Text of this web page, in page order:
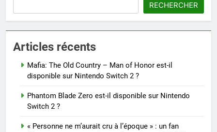
RECHERCHER
Articles récents
Mafia: The Old Country – Man of Honor est-il
disponible sur Nintendo Switch 2 ?
Phantom Blade Zero est-il disponible sur Nintendo
Switch 2 ?
« Personne ne m’aurait cru à l’époque » : un fan